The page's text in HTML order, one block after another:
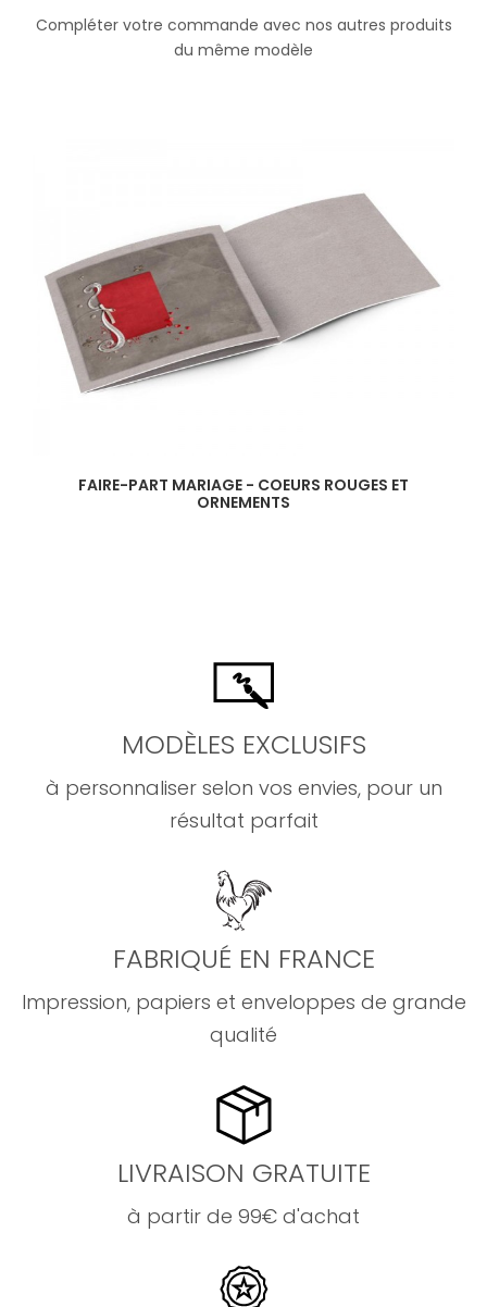
Compléter votre commande avec nos autres produits
du même modèle
FAIRE-PART MARIAGE - COEURS ROUGES ET
ORNEMENTS
MODÈLES EXCLUSIFS
à personnaliser selon vos envies, pour un
résultat parfait
FABRIQUÉ EN FRANCE
Impression, papiers et enveloppes de grande
qualité
LIVRAISON GRATUITE
à partir de 99€ d'achat